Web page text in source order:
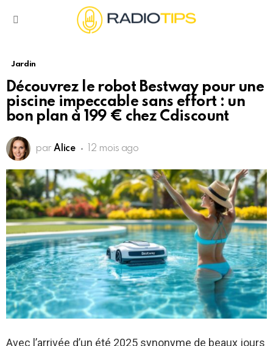
Jardin
Découvrez le robot Bestway pour une
piscine impeccable sans effort : un
bon plan à 199 € chez Cdiscount
par Alice 12 mois ago
Avec l’arrivée d’un été 2025 synonyme de beaux jours